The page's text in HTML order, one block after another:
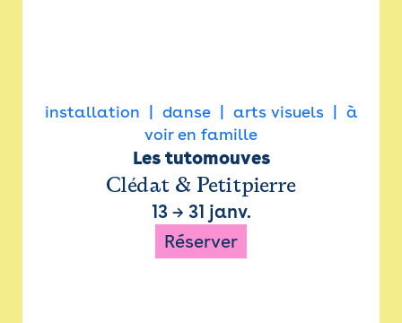
installation danse arts visuels
à
voir en famille
Les tutomouves
Clédat & Petitpierre
13→ 31 janv.
Réserver